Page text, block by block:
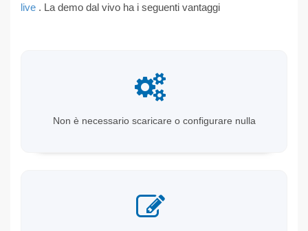
live . La demo dal vivo ha i seguenti vantaggi
Non è necessario scaricare o configurare nulla